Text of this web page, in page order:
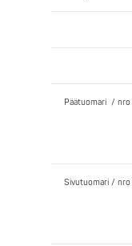
Päätuomari / nro
Sivutuomari / nro